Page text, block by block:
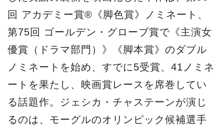
回 アカデミー賞®《脚色賞》ノミネート、
第75回 ゴールデン・グローブ賞で《主演女
優賞（ドラマ部門）》《脚本賞》のダブル
ノミネートを始め、すでに5受賞、41ノミネ
ートを果たし、映画賞レースを席巻してい
る話題作。ジェシカ・チャステーンが演じ
るのは、モーグルのオリンピック候補選手